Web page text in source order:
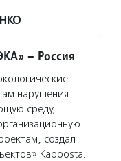
– Россия
нарушения
среду,
создал
Kapoosta.